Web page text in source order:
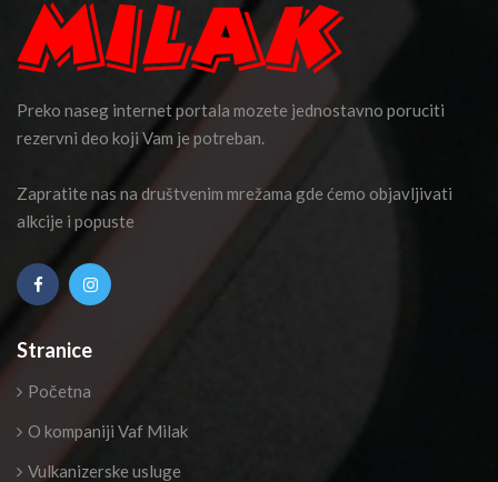
Preko naseg internet portala mozete jednostavno poruciti
rezervni deo koji Vam je potreban.
Zapratite nas na društvenim mrežama gde ćemo objavljivati
alkcije i popuste
Stranice
Početna
O kompaniji Vaf Milak
Vulkanizerske usluge